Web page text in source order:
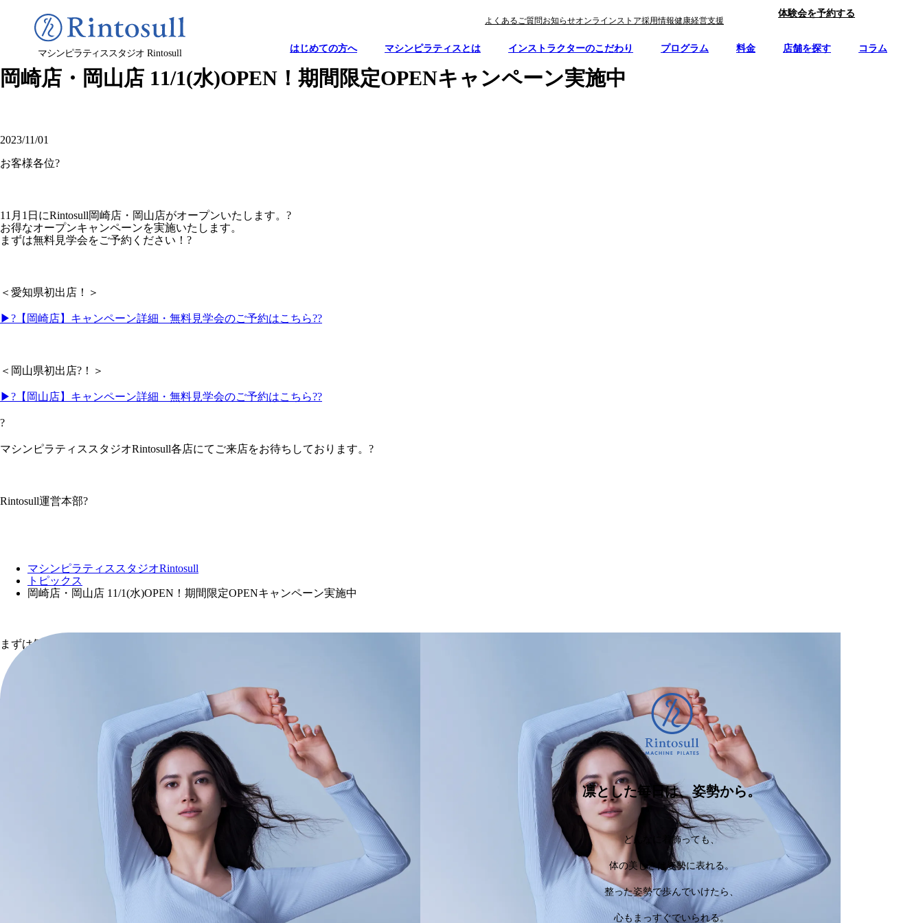
マシンピラティススタジオRintosull
よくあるご質問お知らせオンラインストア採用情報健康経営支援
体験会を予約する
はじめての方へ マシンピラティスとは インストラクターのこだわり プログラム 料金 店舗を探す コラム
岡崎店・岡山店 11/1(水)OPEN！期間限定OPENキャンペーン実施中
2023/11/01
お客様各位?
11月1日にRintosull岡崎店・岡山店がオープンいたします。?
お得なオープンキャンペーンを実施いたします。
まずは無料見学会をご予約ください！?
＜愛知県初出店！＞
▶?【岡崎店】キャンペーン詳細・無料見学会のご予約はこちら??
＜岡山県初出店?！＞
▶?【岡山店】キャンペーン詳細・無料見学会のご予約はこちら??
?
マシンピラティススタジオRintosull各店にてご来店をお待ちしております。?
Rintosull運営本部?
マシンピラティススタジオRintosull
トピックス
岡崎店・岡山店 11/1(水)OPEN！期間限定OPENキャンペーン実施中
まずは気軽に体験会から
お問い合わせ・ヘルプセンター
凛とした毎日は、姿勢から。
どんなに着飾っても、
体の美しさは姿勢に表れる。
整った姿勢で歩んでいけたら、
心もまっすぐでいられる。